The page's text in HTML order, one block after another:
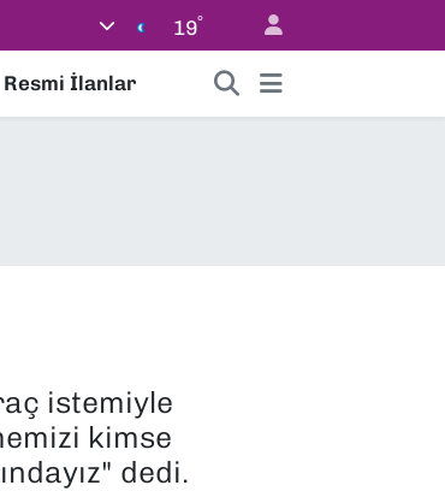
19°
Resmi İlanlar
istemiyle
kimse
dedi.